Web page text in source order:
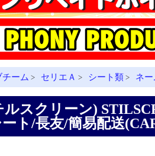
ーム > セリエＡ > シート類 > ネ
ルスクリーン)
ト/長友/簡易配送